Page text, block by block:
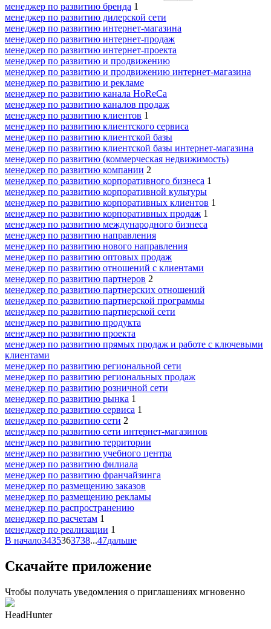
менеджер по развитию бренда 1
менеджер по развитию дилерской сети
менеджер по развитию интернет-магазина
менеджер по развитию интернет-продаж
менеджер по развитию интернет-проекта
менеджер по развитию и продвижению
менеджер по развитию и продвижению интернет-магазина
менеджер по развитию и рекламе
менеджер по развитию канала HoReCa
менеджер по развитию каналов продаж
менеджер по развитию клиентов 1
менеджер по развитию клиентского сервиса
менеджер по развитию клиентской базы
менеджер по развитию клиентской базы интернет-магазина
менеджер по развитию (коммерческая недвижимость)
менеджер по развитию компании 2
менеджер по развитию корпоративного бизнеса 1
менеджер по развитию корпоративной культуры
менеджер по развитию корпоративных клиентов 1
менеджер по развитию корпоративных продаж 1
менеджер по развитию международного бизнеса
менеджер по развитию направления
менеджер по развитию нового направления
менеджер по развитию оптовых продаж
менеджер по развитию отношений с клиентами
менеджер по развитию партнеров 2
менеджер по развитию партнерских отношений
менеджер по развитию партнерской программы
менеджер по развитию партнерской сети
менеджер по развитию продукта
менеджер по развитию проекта
менеджер по развитию прямых продаж и работе с ключевыми
клиентами
менеджер по развитию региональной сети
менеджер по развитию региональных продаж
менеджер по развитию розничной сети
менеджер по развитию рынка 1
менеджер по развитию сервиса 1
менеджер по развитию сети 2
менеджер по развитию сети интернет-магазинов
менеджер по развитию территории
менеджер по развитию учебного центра
менеджер по развитию филиала
менеджер по развитию франчайзинга
менеджер по размещению заказов
менеджер по размещению рекламы
менеджер по распространению
менеджер по расчетам 1
менеджер по реализации 1
В начало3435363738...47дальше
Скачайте приложение
Чтобы получать уведомления о приглашениях мгновенно
HeadHunter